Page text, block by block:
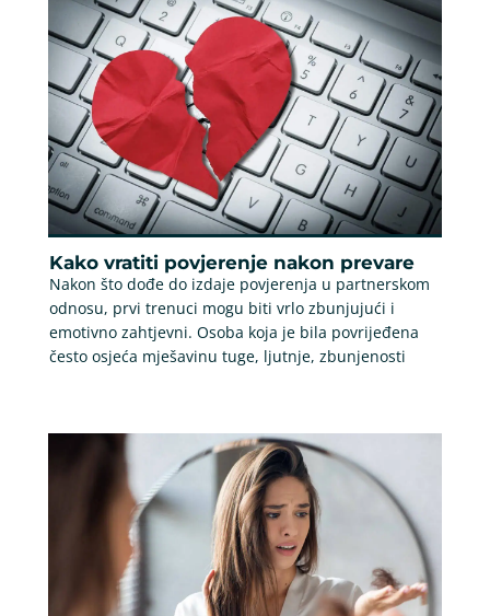
Kako vratiti povjerenje nakon prevare
Nakon što dođe do izdaje povjerenja u partnerskom
odnosu, prvi trenuci mogu biti vrlo zbunjujući i
emotivno zahtjevni. Osoba koja je bila povrijeđena
često osjeća mješavinu tuge, ljutnje, zbunjenosti